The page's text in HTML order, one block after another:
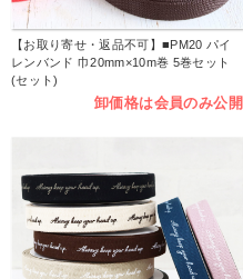
【お取り寄せ・返品不可】■PM20 パイ
レンバンド 巾20mm×10m巻 5巻セット
(セット)
卸価格は会員のみ公開